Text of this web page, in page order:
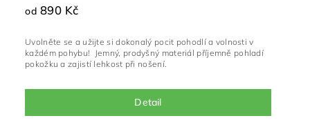
od 890 Kč
Detail
Uvolněte se a užijte si dokonalý pocit pohodlí a volnosti v
každém pohybu! Jemný, prodyšný materiál příjemně pohladí
pokožku a zajistí lehkost při nošení.